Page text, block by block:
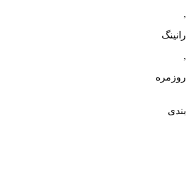
,
رانینگ
,
روزمره
بندی